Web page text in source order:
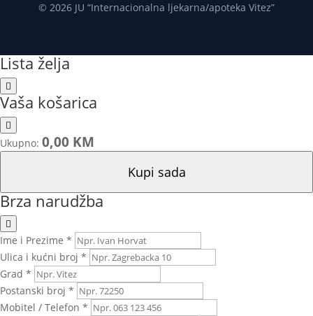
© 2026 JU “Internacionalna ljekarna/apoteka Vitez”
Lista želja
Vaša košarica
Ukupno: 0,00 KM
Kupi sada
Brza narudžba
Ime i Prezime *
Ulica i kućni broj *
Grad *
Postanski broj *
Mobitel / Telefon *